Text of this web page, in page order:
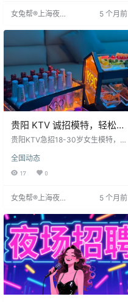
遇优厚，包机票食宿，工资日结，
更高，上下班班车接送。适合想快
速赚钱的女生，机会
女兔帮®上海夜场
5 个月前
贵阳 KTV 诚招模特，轻松入
职享好上班，包住宿包机票
贵阳KTV急招18-30岁女生模特，身
轻松，主要为包厢促销酒水、活跃
气氛及简单清洁，客户层次高，沟
通体面。公司提供全程培训，新人
宿，工资日结1600-2800元，通勤
活的女生。
全国动态
17 0
女兔帮®上海夜场
5 个月前